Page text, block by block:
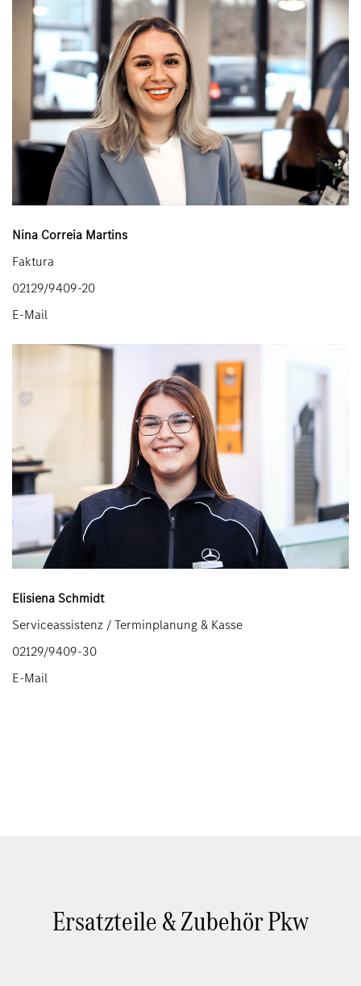
Nina Correia Martins
Faktura
02129/9409-20
E-Mail
Elisiena Schmidt
Serviceassistenz / Terminplanung & Kasse
02129/9409-30
E-Mail
Ersatzteile & Zubehör Pkw